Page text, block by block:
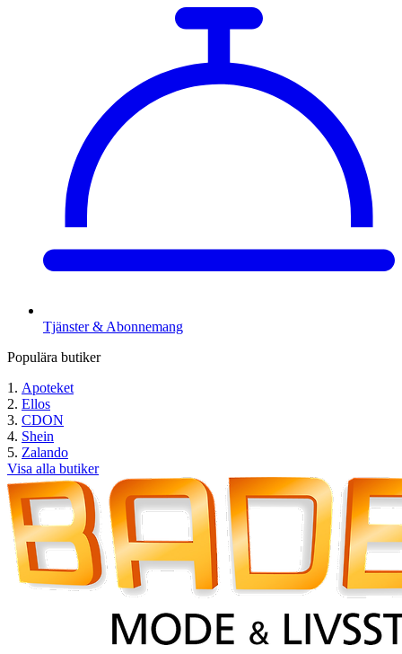
Tjänster & Abonnemang
Populära butiker
Apoteket
Ellos
CDON
Shein
Zalando
Visa alla butiker